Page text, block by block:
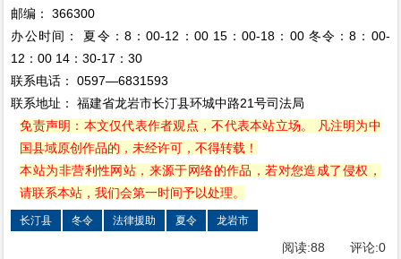
邮编： 366300
办公时间： 夏令：8：00-12：00 15：00-18：00 冬令：8：00-
12：00 14：30-17：30
联系电话： 0597—6831593
联系地址： 福建省龙岩市长汀县环城中路21号司法局
免责声明：本文仅代表作者观点，不代表本站立场。 凡注明为中
国县域原创作品的，未经许可，不得转载！
本站为非营利性网站，来源于网络的作品，若对您造成了侵权，
请联系本站，我们会第一时间予以处理。
长汀县 冬令 法律援助 夏令 龙岩市
阅读:88 评论:0